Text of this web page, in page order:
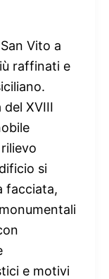
Vito a
raffinati e
XVIII
si
facciata,
e motivi